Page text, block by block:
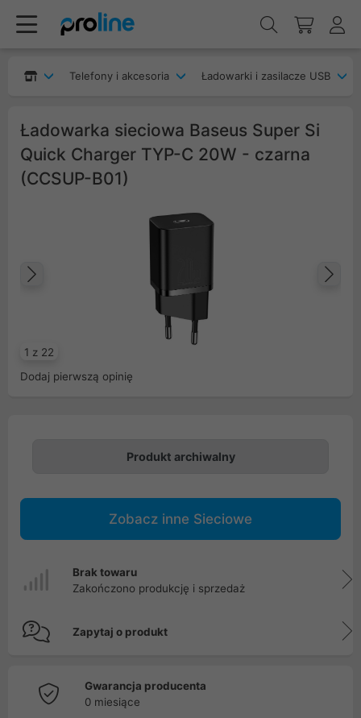
Telefony i akcesoria Ładowarki i zasilacze USB
Ładowarka sieciowa Baseus Super Si
Quick Charger TYP-C 20W - czarna
(CCSUP-B01)
1 z 22
Poprzedni
Dodaj pierwszą opinię
Produkt archiwalny
Zobacz inne Sieciowe
Brak towaru
Zakończono produkcję i sprzedaż
Zapytaj o produkt
Gwarancja producenta
0 miesiące